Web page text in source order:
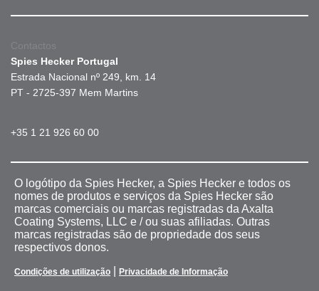
Contactos
Spies Hecker Portugal
Estrada Nacional nº 249, km. 14
PT - 2725-397 Mem Martins
+35 1 21 926 60 00
O logótipo da Spies Hecker, a Spies Hecker e todos os
nomes de produtos e serviços da Spies Hecker são
marcas comerciais ou marcas registradas da Axalta
Coating Systems, LLC e / ou suas afiliadas. Outras
marcas registradas são de propriedade dos seus
respectivos donos.
Condições de utilização Privacidade de Informação